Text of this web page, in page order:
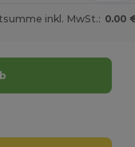
inkl. MwSt.: 0.00